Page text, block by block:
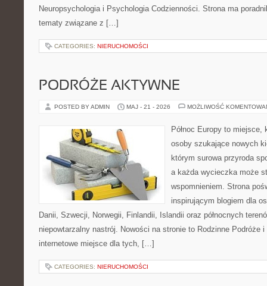
Neuropsychologia i Psychologia Codzienności. Strona ma
tematy związane z […]
CATEGORIES: NIERUCHOMOŚCI
PODRÓŻE AKTYWNE
POSTED BY ADMIN MAJ - 21 - 2026 MOŻLIWOŚĆ
Północ Europy to
osoby szukające nowych
którym surowa przyroda
a każda wycieczka może
wspomnieniem. Strona
inspirującym blogiem dla
Danii, Szwecji, Norwegii, Finlandii, Islandii oraz północnych
niepowtarzalny nastrój. Nowości na stronie to Rodzinne Podróże
internetowe miejsce dla tych, […]
CATEGORIES: NIERUCHOMOŚCI